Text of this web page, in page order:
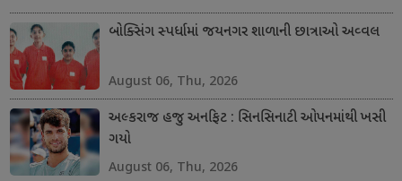
બોક્સિંગ સ્પર્ધામાં જયનગર શાળાની છાત્રાઓ અવ્વલ
August 06, Thu, 2026
અલ્કરાજ હજુ અનફિટ : સિનસિનાટી ઓપનમાંથી ખસી
ગયો
August 06, Thu, 2026